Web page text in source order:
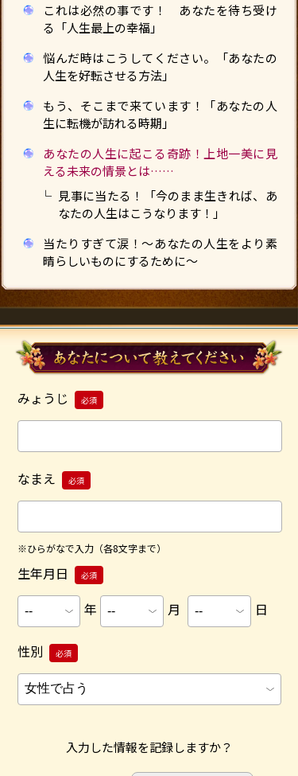
これは必然の事です！ あなたを待ち受け
る「人生最上の幸福」
悩んだ時はこうしてください。「あなたの
人生を好転させる方法」
もう、そこまで来ています！「あなたの人
生に転機が訪れる時期」
あなたの人生に起こる奇跡！上地一美に見
える未来の情景とは……
見事に当たる！「今のまま生きれば、あ
なたの人生はこうなります！」
当たりすぎて涙！〜あなたの人生をより素
晴らしいものにするために〜
みょうじ 必須
なまえ 必須
※ひらがなで入力（各8文字まで）
生年月日 必須
年 月 日
性別 必須
入力した情報を記録しますか？